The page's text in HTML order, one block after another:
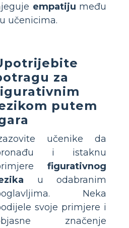
empatiju među
učenicima.
za
putem
učenike da
i istaknu
figurativnog
u odabranim
Neka
svoje primjere i
značenje